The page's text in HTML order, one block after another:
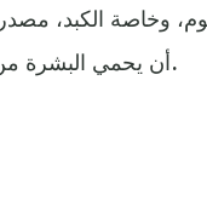
وخاصة الكبد،
أن يحمي البشرة من الأضرار، التي تسببها "الجذور الحرة" مثل الشيخوخة المبكرة.